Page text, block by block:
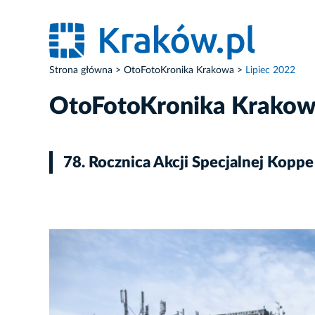
Strona główna OtoFotoKronika Krakowa Lipiec 2022
OtoFotoKronika
78. Rocznica Akcji Specjalnej Koppe